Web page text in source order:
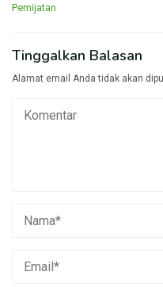
Pemijatan
Tinggalkan Balasan
Alamat email Anda tidak akan